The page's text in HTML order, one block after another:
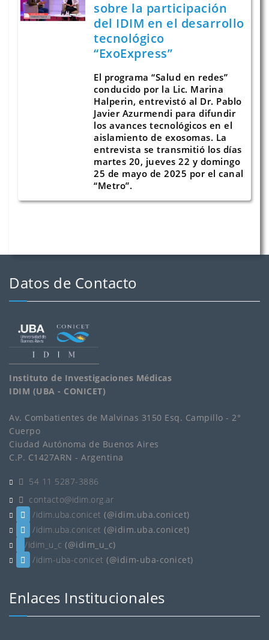
sobre la participación
del IDIM en el desarrollo
tecnológico
“ExoExpress”
El programa “Salud en redes”
conducido por la Lic. Marina
Halperin, entrevistó al Dr. Pablo
Javier Azurmendi para difundir
los avances tecnológicos en el
aislamiento de exosomas. La
entrevista se transmitió los días
martes 20, jueves 22 y domingo
25 de mayo de 2025 por el canal
“Metro”.
Datos de Contacto
Instituto de Investigaciones Médicas
IDIM (UBA - CONICET)
Av. Combatientes de Malvinas 3150 Esq. Campillo - 2°
Cuerpo
Ciudad Autónoma de Buenos Aires
C.P. C1427ARN - Argentina
54 11 5287-3886
contacto@idim.org.ar
/idim.uba.conicet (@idim.uba.conicet)
/idim.uba.conicet (@idim.uba.conicet)
/idim_u_c (@idim_u_c)
/idim-uba-conicet (@idim-uba-conicet)
Enlaces Institucionales